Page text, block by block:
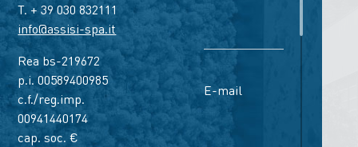
T. + 39 030 832111
info@assisi-spa.it
Rea bs-219672
p.i. 00589400985
c.f./reg.imp.
00941440174
cap. soc. €
E-mail